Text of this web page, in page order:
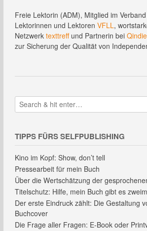
Freie Lektorin (ADM), Mitglied im
Lektorinnen und Lektoren VFLL,
Netzwerk texttreffund Partnerin bei Qindie
zur Sicherung der Qualität von
TIPPS FÜRS SELFPUBLISHING
Kino im Kopf: Show, don’t tell
Pressearbeit für mein Buch
Über die Wertschätzung der
Titelschutz: Hilfe, mein Buch gibt es
Der erste Eindruck zählt: Die Gestaltung
Buchcover
Die Frage aller Fragen: E-Book oder